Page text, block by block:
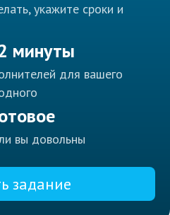
укажите сроки и
минуты
для вашего
вы довольны
задание